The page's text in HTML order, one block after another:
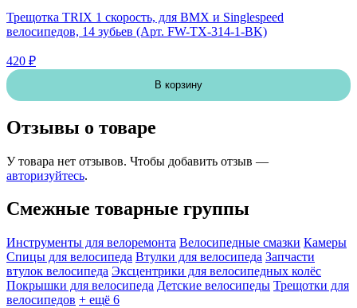
Трещотка TRIX 1 скорость, для BMX и Singlespeed
велосипедов, 14 зубьев (Арт. FW-TX-314-1-BK)
420 ₽
В корзину
Отзывы о товаре
У товара нет отзывов. Чтобы добавить отзыв —
авторизуйтесь.
Смежные товарные группы
Инструменты для велоремонта Велосипедные смазки Камеры
Спицы для велосипеда Втулки для велосипеда Запчасти
втулок велосипеда Эксцентрики для велосипедных колёс
Покрышки для велосипеда Детские велосипеды Трещотки для
велосипедов + ещё 6